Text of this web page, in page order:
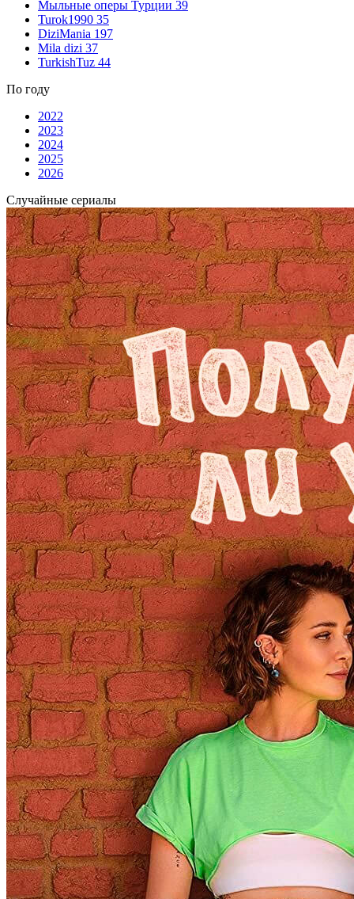
Мыльные оперы Турции 39
Turok1990 35
DiziMania 197
Mila dizi 37
TurkishTuz 44
По году
2022
2023
2024
2025
2026
Случайные сериалы